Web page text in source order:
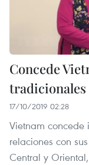
Concede
tradicionales
17/10/2019 02:28
Vietnam
relaciones con
Central y